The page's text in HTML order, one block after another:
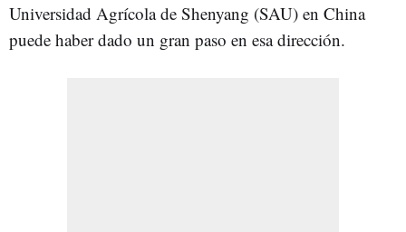
Universidad Agrícola de Shenyang (SAU) en China
puede haber dado un gran paso en esa dirección.